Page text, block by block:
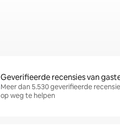
Geverifieerde recensies van
Meer dan 5.530 geverifieerde
op weg te helpen